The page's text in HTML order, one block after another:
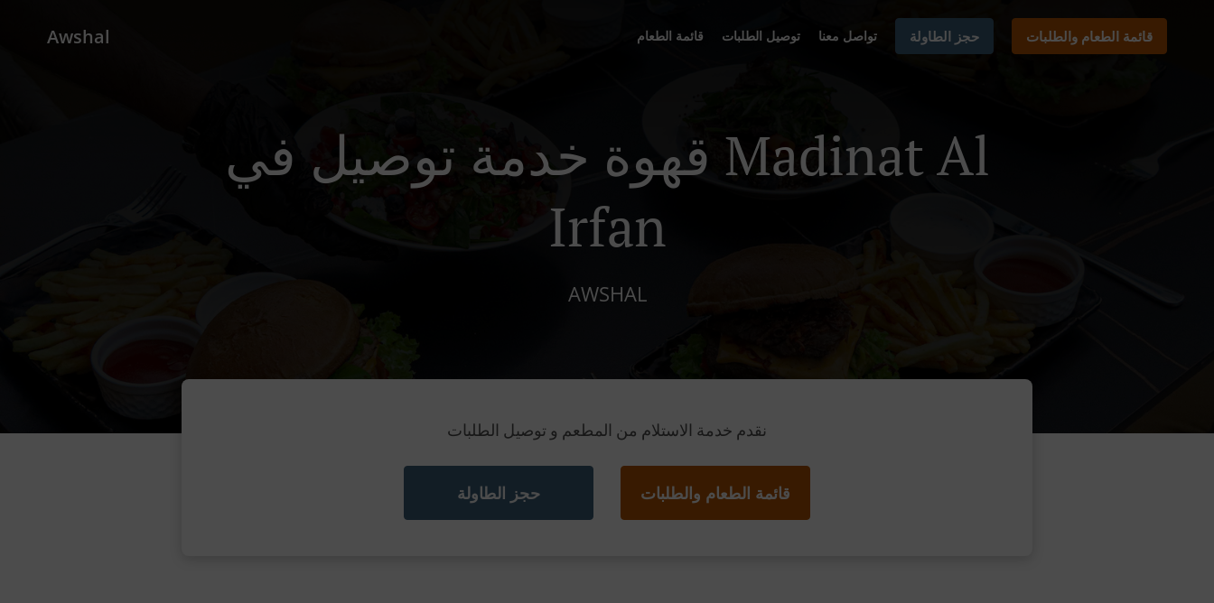
Awshal قائمة الطعام توصيل الطلبات تواصل معنا حجز الطاولة قائمة الطعام والطلبات
قهوة خدمة توصيل في Madinat Al
Irfan
AWSHAL
نقدم خدمة الاستلام من المطعم و توصيل الطلبات
حجز الطاولة قائمة الطعام والطلبات